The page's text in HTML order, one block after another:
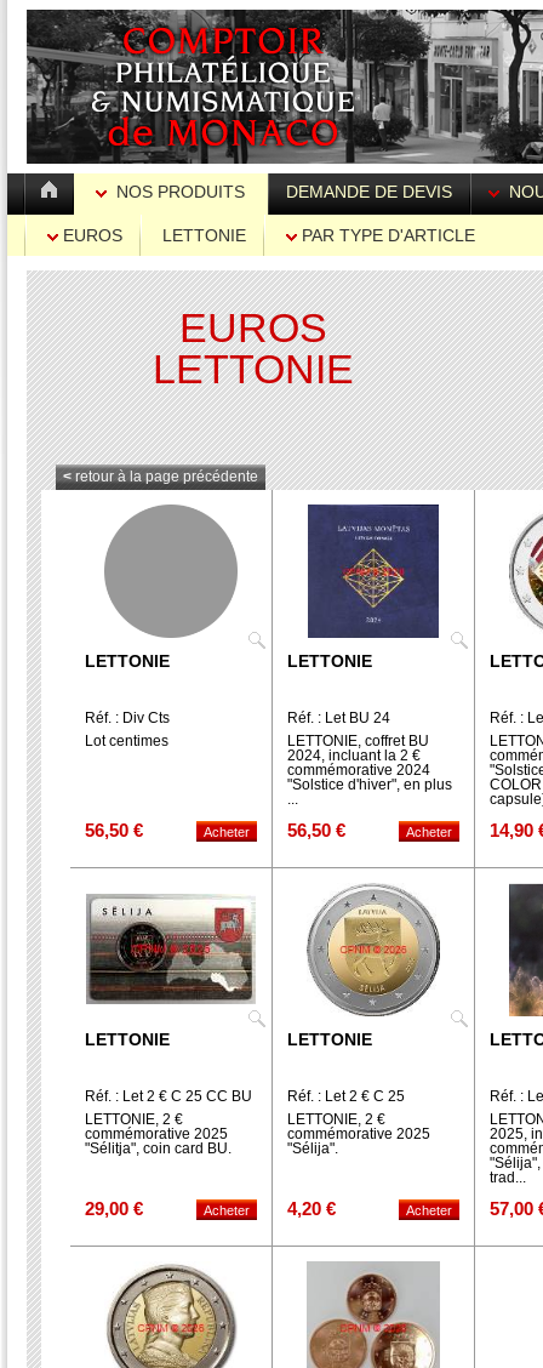
NOS PRODUITS DEMANDE DE DEVIS
EUROS LETTONIE PAR TYPE D'ARTICLE
EUROS
LETTONIE
< retour à la page précédente
LETTONIE
Réf. : Div Cts
Lot centimes
56,50 €
LETTONIE
Réf. : Let BU 24
LETTONIE, coffret BU
2024, incluant la 2 €
commémorative 2024
"Solstice d'hiver", en plus
...
56,50 €
Réf. :
14,90
LETTONIE
Réf. : Let 2 € C 25 CC BU
LETTONIE, 2 €
commémorative 2025
"Sélitja", coin card BU.
29,00 €
LETTONIE
Réf. : Let 2 € C 25
LETTONIE, 2 €
commémorative 2025
"Sélija".
4,20 €
Réf. :
2025,
trad...
57,00